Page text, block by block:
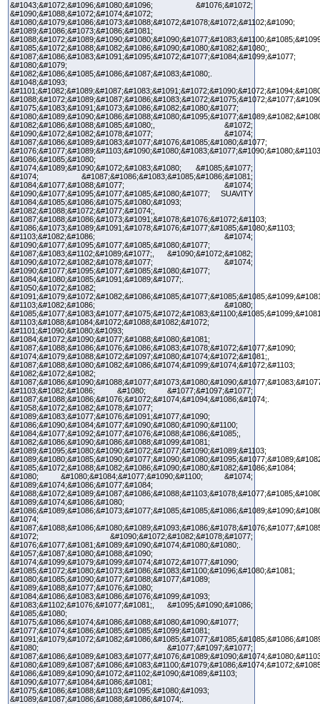
&#1043;&#1072;&#1096;&#1080;&#1096; &#1076;&#1072;
&#1090;&#1088;&#1072;&#1074;&#1072;
&#1080;&#1079;&#1086;&#1073;&#1088;&#1072;&#1078;&#1072;&#1102;&#1090;
&#1089;&#1086;&#1073;&#1086;&#1081;
&#1085;&#1072;&#1088;&#1082;&#1086;&#1090;&#1080;&#1082;&#1080;,
&#1087;&#1086;&#1083;&#1091;&#1095;&#1072;&#1077;&#1084;&#1099;&#1077;
&#1080;&#1079;
&#1082;&#1086;&#1085;&#1086;&#1087;&#1083;&#1080;.
&#1048;&#1093;
&#1075;&#1083;&#1091;&#1073;&#1086;&#1082;&#1080;&#1077;
&#1082;&#1086;&#1088;&#1085;&#1080;, &#1072;
&#1090;&#1072;&#1082;&#1078;&#1077; &#1074;
&#1087;&#1086;&#1089;&#1083;&#1077;&#1076;&#1085;&#1080;&#1077;
&#1086;&#1085;&#1080;
&#1074;&#1089;&#1090;&#1072;&#1083;&#1080; &#1085;&#1077;
&#1074; &#1087;&#1086;&#1083;&#1085;&#1086;&#1081;
&#1084;&#1077;&#1088;&#1077; &#1074;
&#1090;&#1077;&#1095;&#1077;&#1085;&#1080;&#1077; SUAVITY
&#1084;&#1085;&#1086;&#1075;&#1080;&#1093;
&#1082;&#1088;&#1072;&#1077;&#1074;,
&#1087;&#1088;&#1086;&#1073;&#1091;&#1078;&#1076;&#1072;&#1103;
&#1086;&#1073;&#1089;&#1091;&#1078;&#1076;&#1077;&#1085;&#1080;&#1103;
&#1103;&#1082;&#1086; &#1074;
&#1090;&#1077;&#1095;&#1077;&#1085;&#1080;&#1077;
&#1087;&#1083;&#1102;&#1089;&#1077;, &#1090;&#1072;&#1082;
&#1090;&#1072;&#1082;&#1078;&#1077; &#1074;
&#1090;&#1077;&#1095;&#1077;&#1085;&#1080;&#1077;
&#1084;&#1080;&#1085;&#1091;&#1089;&#1077;.
&#1050;&#1072;&#1082;
&#1103;&#1082;&#1086; &#1080;
&#1103;&#1088;&#1084;&#1072;&#1088;&#1082;&#1072;
&#1101;&#1090;&#1080;&#1093;
&#1084;&#1072;&#1090;&#1077;&#1088;&#1080;&#1081;
&#1087;&#1088;&#1086;&#1076;&#1086;&#1083;&#1078;&#1072;&#1077;&#1090;
&#1074;&#1079;&#1088;&#1072;&#1097;&#1080;&#1074;&#1072;&#1081;,
&#1087;&#1088;&#1080;&#1082;&#1086;&#1074;&#1099;&#1074;&#1072;&#1103;
&#1082;&#1072;&#1082;
&#1103;&#1082;&#1086; &#1080; &#1077;&#1097;&#1077;
&#1087;&#1088;&#1086;&#1076;&#1072;&#1074;&#1094;&#1086;&#1074;.
&#1058;&#1072;&#1082;&#1078;&#1077;
&#1089;&#1083;&#1077;&#1076;&#1091;&#1077;&#1090;
&#1086;&#1090;&#1084;&#1077;&#1090;&#1080;&#1090;&#1100;
&#1084;&#1077;&#1092;&#1077;&#1076;&#1088;&#1086;&#1085;,
&#1082;&#1086;&#1090;&#1086;&#1088;&#1099;&#1081;
&#1089;&#1095;&#1080;&#1090;&#1072;&#1077;&#1090;&#1089;&#1103;
&#1085;&#1072;&#1088;&#1082;&#1086;&#1090;&#1080;&#1082;&#1086;&#1084;
&#1080; &#1080;&#1084;&#1077;&#1090;&#1100; &#1074;
&#1089;&#1074;&#1086;&#1077;&#1084;
&#1089;&#1074;&#1086;&#1080;
&#1074;
&#1072; &#1090;&#1072;&#1082;&#1078;&#1077;
&#1076;&#1077;&#1081;&#1089;&#1090;&#1074;&#1080;&#1080;.
&#1057;&#1087;&#1080;&#1088;&#1090;
&#1074;&#1099;&#1079;&#1099;&#1074;&#1072;&#1077;&#1090;
&#1085;&#1072;&#1080;&#1073;&#1086;&#1083;&#1100;&#1096;&#1080;&#1081;
&#1080;&#1085;&#1090;&#1077;&#1088;&#1077;&#1089;
&#1089;&#1088;&#1077;&#1076;&#1080;
&#1084;&#1086;&#1083;&#1086;&#1076;&#1099;&#1093;
&#1083;&#1102;&#1076;&#1077;&#1081;, &#1095;&#1090;&#1086;
&#1085;&#1080;
&#1075;&#1086;&#1074;&#1086;&#1088;&#1080;&#1090;&#1077;
&#1077;&#1074;&#1086;&#1085;&#1085;&#1099;&#1081;
&#1080; &#1077;&#1097;&#1077;
&#1086;&#1089;&#1090;&#1072;&#1102;&#1090;&#1089;&#1103;
&#1090;&#1077;&#1084;&#1086;&#1081;
&#1075;&#1086;&#1088;&#1103;&#1095;&#1080;&#1093;
&#1089;&#1087;&#1086;&#1088;&#1086;&#1074;.